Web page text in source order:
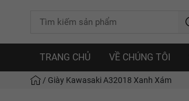
TRANG CHỦ VỀ CHÚNG TÔI
/ Giày Kawasaki A32018 Xanh Xám